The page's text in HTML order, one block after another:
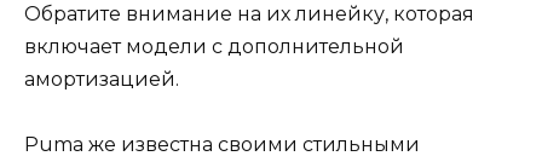
Обратите внимание на их линейку, которая
включает модели с дополнительной
амортизацией.
Puma же известна своими стильными